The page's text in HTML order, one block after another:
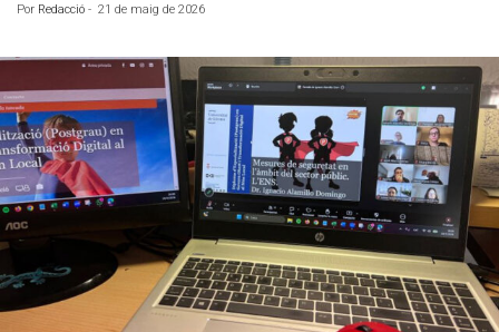
Por Redacció - 21 de maig de 2026